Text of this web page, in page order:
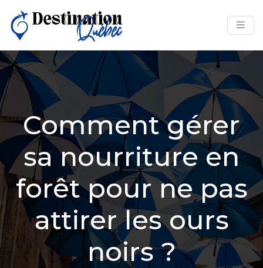
Comment gérer
sa nourriture en
forêt pour ne pas
attirer les ours
noirs ?